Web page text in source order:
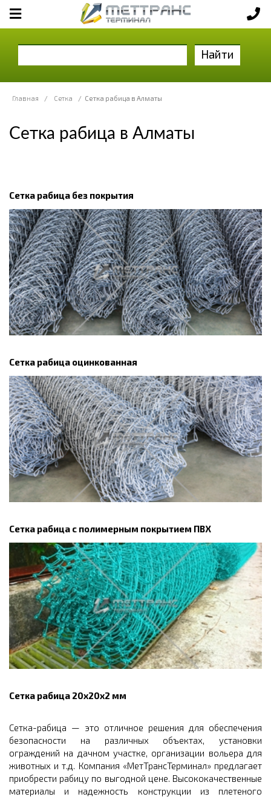
Найти
Главная / Сетка / Сетка рабица в Алматы
Сетка рабица в Алматы
Сетка рабица без покрытия
Сетка рабица оцинкованная
Сетка рабица с полимерным покрытием ПВХ
Сетка рабица 20х20х2 мм
Сетка-рабица — это отличное решения для обеспечения
безопасности на различных объектах, установки
ограждений на дачном участке, организации вольера для
животных и т.д. Компания «МетТрансТерминал» предлагает
приобрести рабицу по выгодной цене. Высококачественные
материалы и надежность конструкции из плетеного